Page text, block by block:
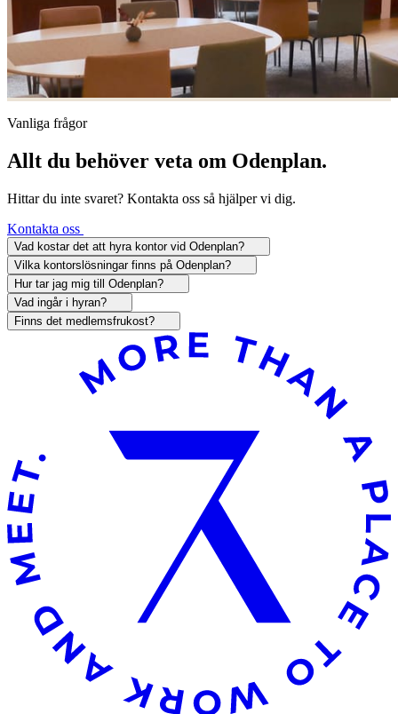
Vanliga frågor
Allt du behöver veta om Odenplan.
Hittar du inte svaret? Kontakta oss så hjälper vi dig.
Kontakta oss
Vad kostar det att hyra kontor vid Odenplan?
Vilka kontorslösningar finns på Odenplan?
Hur tar jag mig till Odenplan?
Vad ingår i hyran?
Finns det medlemsfrukost?